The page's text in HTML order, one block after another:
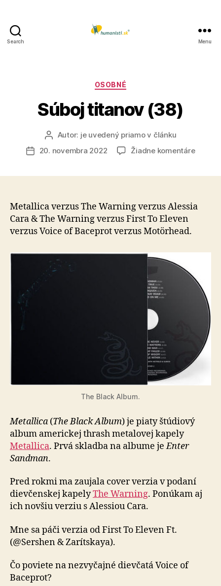
Search Menu
Kategórie
OSOBNÉ
Súboj titanov (38)
AutorAutor: je uvedený priamo v článku
Dátum20. novembra 2022 Žiadne komentárena
Metallica verzus The Warning verzus Alessia
Cara & The Warning verzus First To Eleven
verzus Voice of Baceprot verzus Motörhead.
The Black Album.
Metallica (The Black Album) je piaty štúdiový
album americkej thrash metalovej kapely
Metallica. Prvá skladba na albume jeEnter
Sandman.
Pred rokmi ma zaujala cover verzia v podaní
dievčenskej kapelyThe Warning. Ponúkam aj
ich novšiu verziu s Alessiou Cara.
Mne sa páči verzia od First To Eleven Ft.
(@Sershen & Zarítskaya).
Čo poviete na nezvyčajné dievčatá Voice of
Baceprot?